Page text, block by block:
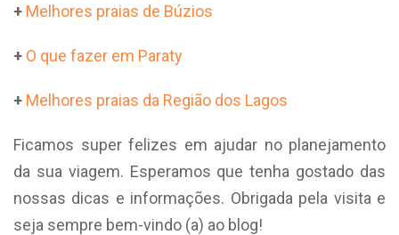
+ Melhores praias de Búzios
+ O que fazer em Paraty
+ Melhores praias da Região dos Lagos
Ficamos super felizes em ajudar no planejamento
da sua viagem. Esperamos que tenha gostado das
nossas dicas e informações. Obrigada pela visita e
seja sempre bem-vindo (a) ao blog!